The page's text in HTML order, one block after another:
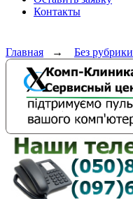
Контакты
Главная → Без рубрики